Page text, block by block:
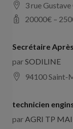
3 rue
20000€ –
Secrétaire
parSODILINE
94100 Saint-
technicien
parAGRI TP